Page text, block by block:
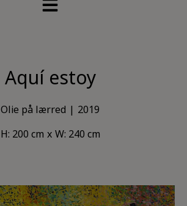
Aquí estoy
Olie på lærred
2019
H: 200 cm
W: 240 cm